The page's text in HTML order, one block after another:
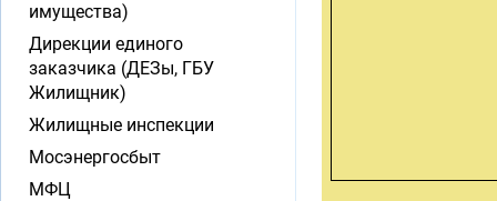
имущества)
Дирекции единого
заказчика (ДЕЗы, ГБУ
Жилищник)
Жилищные инспекции
Мосэнергосбыт
МФЦ